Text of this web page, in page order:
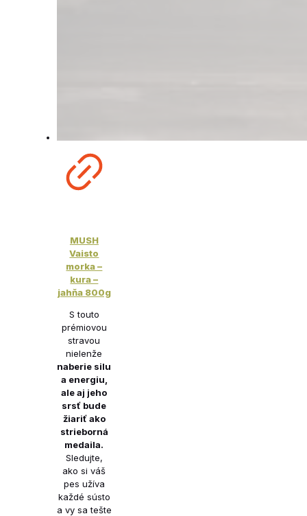
MUSH
Vaisto
morka –
kura –
jahňa 800g
S touto
prémiovou
stravou
nielenže
naberie silu
a energiu,
ale aj jeho
srsť bude
žiariť ako
strieborná
medaila.
Sledujte,
ako si váš
pes užíva
každé sústo
a vy sa tešte